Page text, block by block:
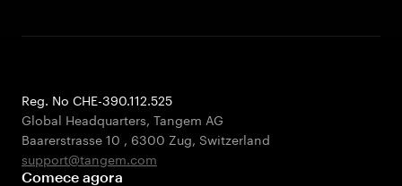
Reg. No CHE-390.112.525
Global Headquarters, Tangem AG
Baarerstrasse 10 , 6300 Zug, Switzerland
support@tangem.com
Comece agora